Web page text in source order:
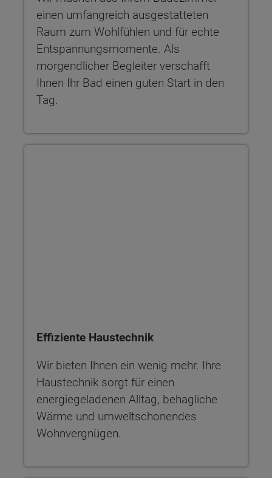
einen umfangreich ausgestatteten
Raum zum Wohlfühlen und für echte
Entspannungsmomente. Als
morgendlicher Begleiter verschafft
Ihnen Ihr Bad einen guten Start in den
Tag.
Effiziente Haustechnik
Wir bieten Ihnen ein wenig mehr. Ihre
Haustechnik sorgt für einen
energiegeladenen Alltag, behagliche
Wärme und umweltschonendes
Wohnvergnügen.